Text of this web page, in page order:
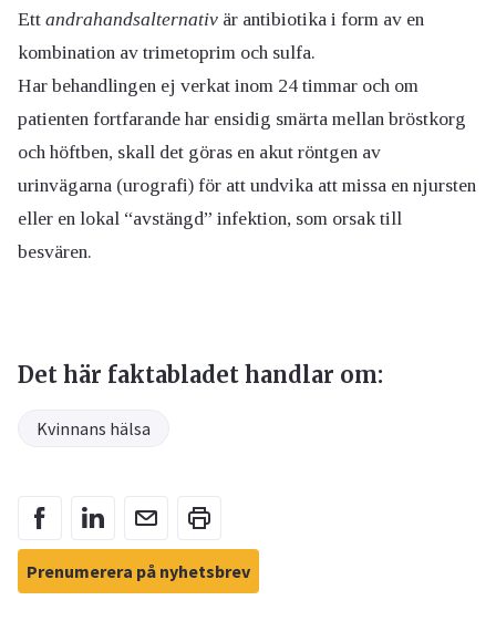
Ett andrahandsalternativ är antibiotika i form av en
kombination av trimetoprim och sulfa.
Har behandlingen ej verkat inom 24 timmar och om
patienten fortfarande har ensidig smärta mellan bröstkorg
och höftben, skall det göras en akut röntgen av
urinvägarna (urografi) för att undvika att missa en njursten
eller en lokal “avstängd” infektion, som orsak till
besvären.
Det här faktabladet handlar om:
Kvinnans hälsa
Prenumerera på nyhetsbrev